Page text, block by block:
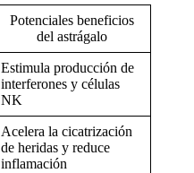
Potenciales beneficios
del astrágalo
Estimula producción de
interferones y células
NK
Acelera la cicatrización
de heridas y reduce
inflamación